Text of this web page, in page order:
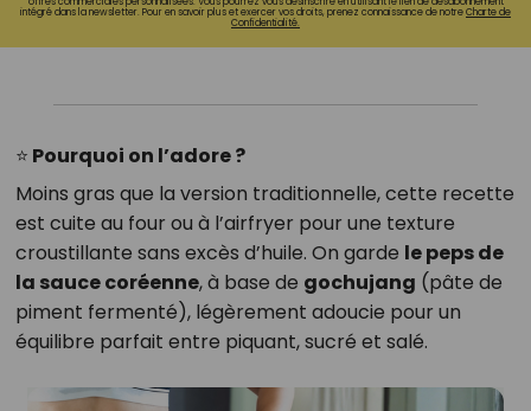
intégré dans la newsletter. Pour en savoir plus et exercer vos droits, prenez connaissance de notreCharte de
Confidentialité.
⭐ Pourquoi on l’adore ?
Moins gras que la version traditionnelle, cette recette
est cuite au four ou à l’airfryer pour une texture
croustillante sans excès d’huile. On garde le peps de
la sauce coréenne, à base de gochujang (pâte de
piment fermenté), légèrement adoucie pour un
équilibre parfait entre piquant, sucré et salé.